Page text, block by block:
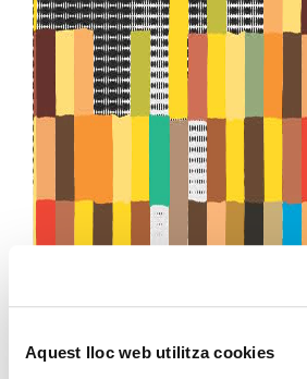
Aquest lloc web utilitza cookies